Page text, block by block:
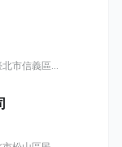
市信義區松